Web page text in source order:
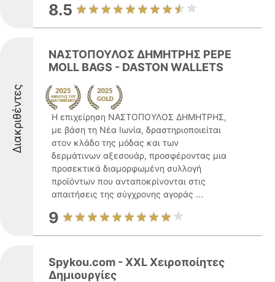
8.5
Διακριθέντες
ΝΑΣΤΟΠΟΥΛΟΣ ΔΗΜΗΤΡΗΣ PEPE
MOLL BAGS - DASTON WALLETS
Η επιχείρηση ΝΑΣΤΟΠΟΥΛΟΣ ΔΗΜΗΤΡΗΣ,
με βάση τη Νέα Ιωνία, δραστηριοποιείται
στον κλάδο της μόδας και των
δερμάτινων αξεσουάρ, προσφέροντας μια
προσεκτικά διαμορφωμένη συλλογή
προϊόντων που ανταποκρίνονται στις
απαιτήσεις της σύγχρονης αγοράς ...
9
Spykou.com - XXL Χειροποίητες
Δημιουργίες